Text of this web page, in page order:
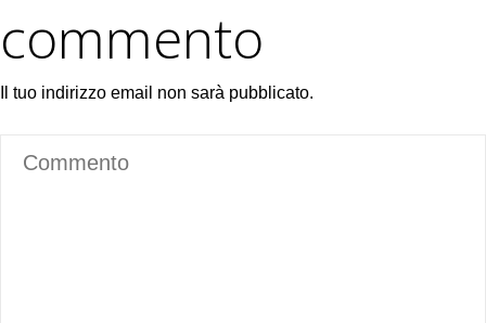
commento
Il tuo indirizzo email non sarà pubblicato.